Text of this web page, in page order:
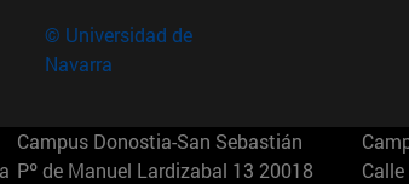
© Universidad de
Navarra
Campus Donostia-San Sebastián
Pº de Manuel Lardizabal 13 20018